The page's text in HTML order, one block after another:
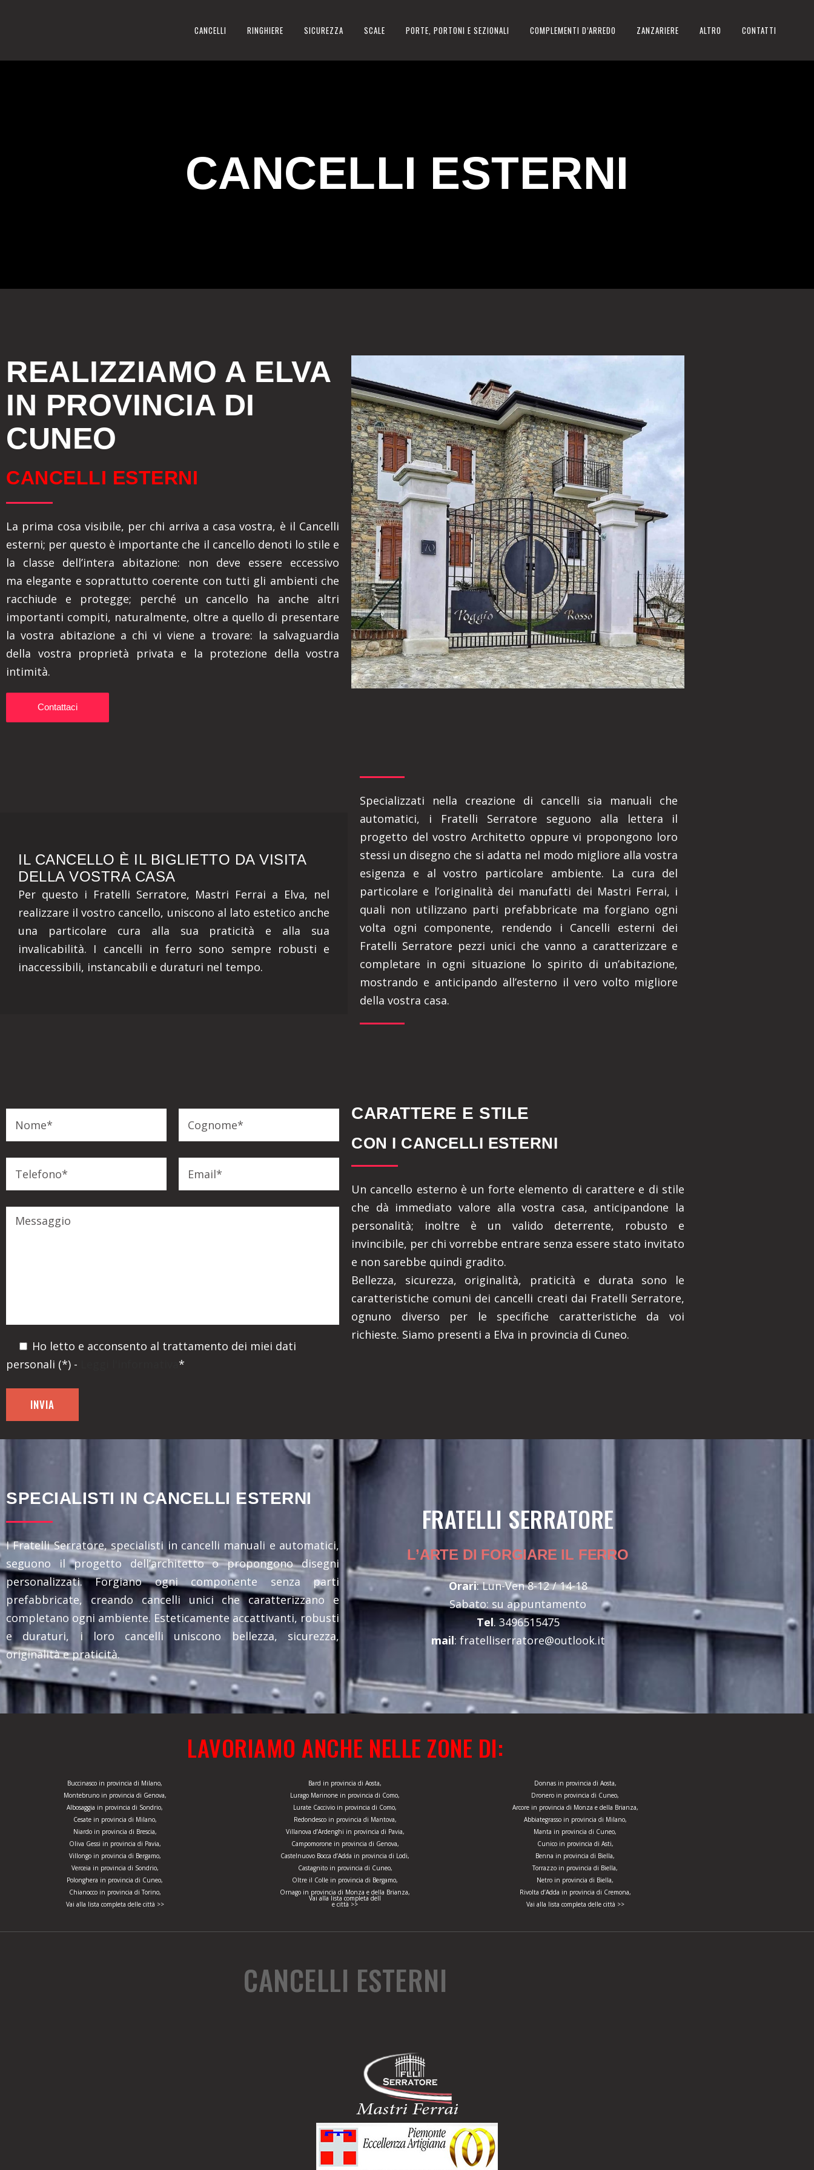
CANCELLI RINGHIERE SICUREZZA SCALE PORTE, PORTONI E SEZIONALI COMPLEMENTI D’ARREDO ZANZARIERE ALTRO CONTATTI
CANCELLI ESTERNI
REALIZZIAMO A ELVA
IN PROVINCIA DI
CUNEO
CANCELLI ESTERNI
La prima cosa visibile, per chi arriva a casa vostra, è il Cancelli
esterni; per questo è importante che il cancello denoti lo stile e
la classe dell’intera abitazione: non deve essere eccessivo
ma elegante e soprattutto coerente con tutti gli ambienti che
racchiude e protegge; perché un cancello ha anche altri
importanti compiti, naturalmente, oltre a quello di presentare
la vostra abitazione a chi vi viene a trovare: la salvaguardia
della vostra proprietà privata e la protezione della vostra
intimità.
Contattaci
IL CANCELLO È IL BIGLIETTO DA VISITA
DELLA VOSTRA CASA
Per questo i Fratelli Serratore, Mastri Ferrai a Elva, nel
realizzare il vostro cancello, uniscono al lato estetico anche
una particolare cura alla sua praticità e alla sua
invalicabilità. I cancelli in ferro sono sempre robusti e
inaccessibili, instancabili e duraturi nel tempo.
Specializzati nella creazione di cancelli sia manuali che
automatici, i Fratelli Serratore seguono alla lettera il
progetto del vostro Architetto oppure vi propongono loro
stessi un disegno che si adatta nel modo migliore alla vostra
esigenza e al vostro particolare ambiente. La cura del
particolare e l’originalità dei manufatti dei Mastri Ferrai, i
quali non utilizzano parti prefabbricate ma forgiano ogni
volta ogni componente, rendendo i Cancelli esterni dei
Fratelli Serratore pezzi unici che vanno a caratterizzare e
completare in ogni situazione lo spirito di un’abitazione,
mostrando e anticipando all’esterno il vero volto migliore
della vostra casa.
Ho letto e acconsento al trattamento dei miei dati
personali (*) -
*
CARATTERE E STILE
CON I CANCELLI ESTERNI
Un cancello esterno è un forte elemento di carattere e di stile
che dà immediato valore alla vostra casa, anticipandone la
personalità; inoltre è un valido deterrente, robusto e
invincibile, per chi vorrebbe entrare senza essere stato invitato
e non sarebbe quindi gradito.
Bellezza, sicurezza, originalità, praticità e durata sono le
caratteristiche comuni dei cancelli creati dai Fratelli Serratore,
ognuno diverso per le specifiche caratteristiche da voi
richieste. Siamo presenti a Elva in provincia di Cuneo.
SPECIALISTI IN CANCELLI ESTERNI
I Fratelli Serratore, specialisti in cancelli manuali e automatici,
seguono il progetto dell’architetto o propongono disegni
personalizzati. Forgiano ogni componente senza parti
prefabbricate, creando cancelli unici che caratterizzano e
completano ogni ambiente. Esteticamente accattivanti, robusti
e duraturi, i loro cancelli uniscono bellezza, sicurezza,
originalità e praticità.
FRATELLI SERRATORE
L’ARTE DI FORGIARE IL FERRO
Orari: Lun-Ven 8-12 / 14-18
Sabato: su appuntamento
Tel. 3496515475
mail: fratelliserratore@outlook.it
LAVORIAMO ANCHE NELLE ZONE DI:
Buccinasco in provincia di Milano,
Montebruno in provincia di Genova,
Albosaggia in provincia di Sondrio,
Cesate in provincia di Milano,
Niardo in provincia di Brescia,
Oliva Gessi in provincia di Pavia,
Villongo in provincia di Bergamo,
Verceia in provincia di Sondrio,
Polonghera in provincia di Cuneo,
Chianocco in provincia di Torino,
Vai alla lista completa delle città >>
Bard in provincia di Aosta,
Lurago Marinone in provincia di Como,
Lurate Caccivio in provincia di Como,
Redondesco in provincia di Mantova,
Villanova d’Ardenghi in provincia di Pavia,
Campomorone in provincia di Genova,
Castelnuovo Bocca d’Adda in provincia di Lodi,
Castagnito in provincia di Cuneo,
Oltre il Colle in provincia di Bergamo,
Ornago in provincia di Monza e della Brianza,
Vai alla lista completa dell
e città >>
Donnas in provincia di Aosta,
Dronero in provincia di Cuneo,
Arcore in provincia di Monza e della Brianza,
Abbiategrasso in provincia di Milano,
Manta in provincia di Cuneo,
Cunico in provincia di Asti,
Benna in provincia di Biella,
Torrazzo in provincia di Biella,
Netro in provincia di Biella,
Rivolta d’Adda in provincia di Cremona,
Vai alla lista completa delle città >>
CANCELLI ESTERNI